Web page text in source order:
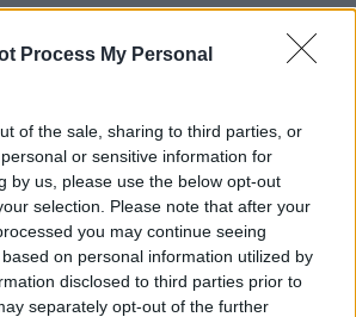
Process My Personal
of the sale, sharing to third parties, or
or sensitive information for
by us, please use the below opt-out
selection. Please note that after your
you may continue seeing
on personal information utilized by
disclosed to third parties prior to
separately opt-out of the further
το όνειρο ξεθωριάζει
που δεν λένε να σβήσουν. Το
Τσεκούρα μετατρέπει το όνειρο
σε καθρέφτη.